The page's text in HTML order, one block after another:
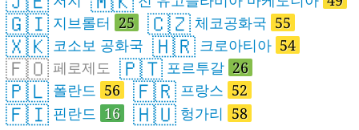
🇬🇮 지브롤터 25 🇨🇿 체코공화국 55
🇽🇰 코소보 공화국 🇭🇷 크로아티아 54
🇫🇴 페로제도 🇵🇹 포르투갈 26
🇵🇱 폴란드 56 🇫🇷 프랑스 52
🇫🇮 핀란드 16 🇭🇺 헝가리 58